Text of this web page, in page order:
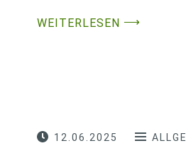
WEITERLESEN ⟶
12.06.2025